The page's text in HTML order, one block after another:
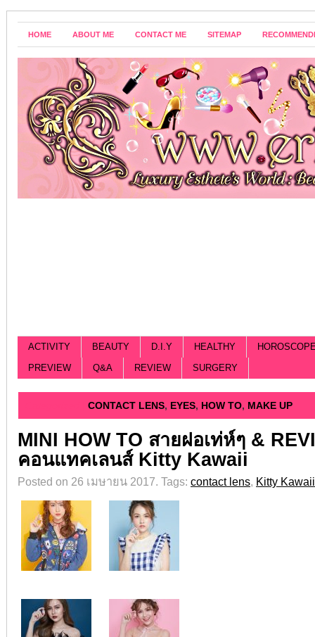
HOME ABOUT ME CONTACT ME SITEMAP
ACTIVITY BEAUTY D.I.Y HEALTHY
PREVIEW
Q&A REVIEW SURGERY
CONTACT LENS, EYES, HOW TO, MAKE UP
MINI HOW TO สายฝอเท่ห์ๆ &
คอนแทคเลนส์ Kitty Kawaii
Posted on 26 เมษายน 2017. Tags: contact lens, Kitty Kawaii